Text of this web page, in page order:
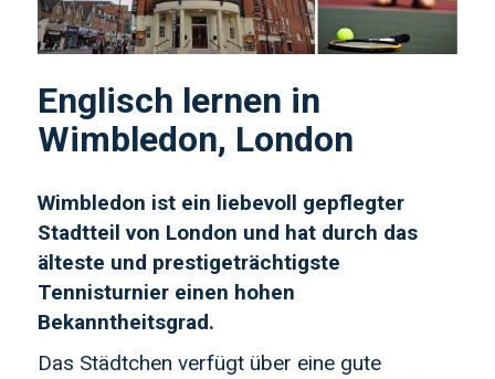
Englisch lernen in
Wimbledon, London
Wimbledon ist ein liebevoll gepflegter
Stadtteil von London und hat durch das
älteste und prestigeträchtigste
Tennisturnier einen hohen
Bekanntheitsgrad.
Das Städtchen verfügt über eine gute